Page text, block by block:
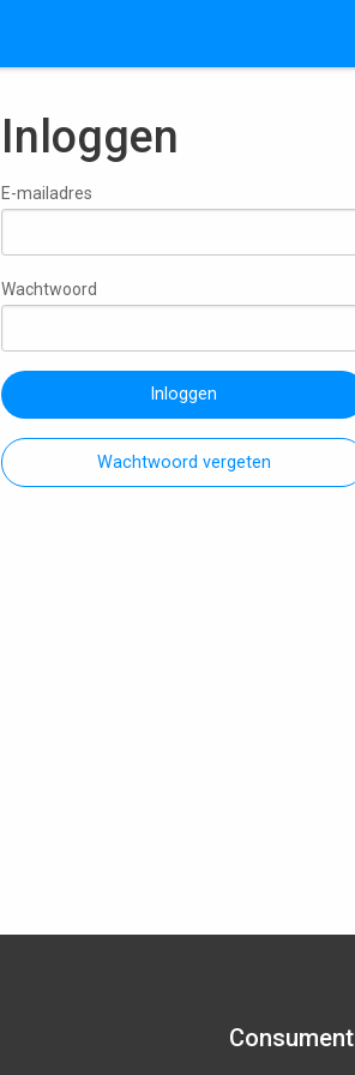
Inloggen
E-mailadres
Wachtwoord
Inloggen
Wachtwoord vergeten
Consument